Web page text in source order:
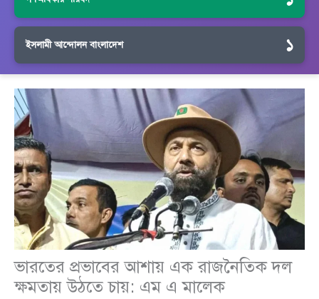
ইসলামী আন্দোলন বাংলাদেশ ১
ভারতের প্রভাবের আশায় এক রাজনৈতিক দল
ক্ষমতায় উঠতে চায়: এম এ মালেক